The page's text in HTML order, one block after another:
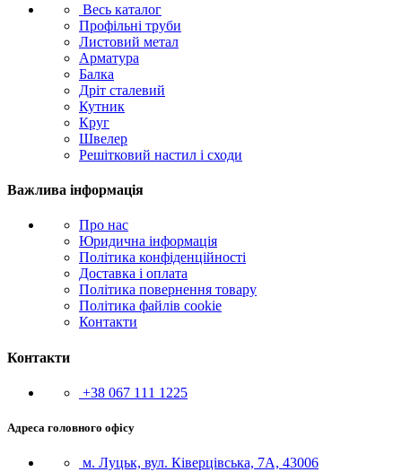
Весь каталог
Профільні труби
Листовий метал
Арматура
Балка
Дріт сталевий
Кутник
Круг
Швелер
Решітковий настил і сходи
Важлива інформація
Про нас
Юридична інформація
Політика конфіденційності
Доставка і оплата
Політика повернення товару
Політика файлів cookie
Контакти
Контакти
+38 067 111 1225
Адреса головного офісу
м. Луцьк, вул. Ківерцівська, 7А, 43006